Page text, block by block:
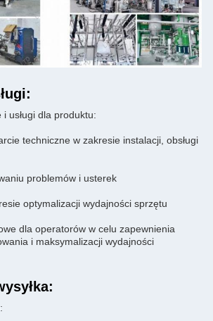
usługi dla produktu:
techniczne w zakresie instalacji, obsługi
problemów i usterek
optymalizacji wydajności sprzętu
dla operatorów w celu zapewnienia
i maksymalizacji wydajności